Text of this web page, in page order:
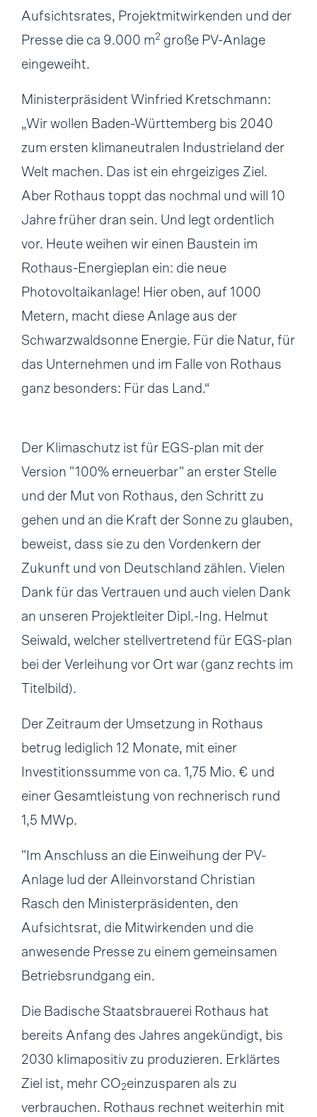
Aufsichtsrates, Projektmitwirkenden und der
Presse die ca 9.000 m2 große PV-Anlage
eingeweiht.
Ministerpräsident Winfried Kretschmann:
„Wir wollen Baden-Württemberg bis 2040
zum ersten klimaneutralen Industrieland der
Welt machen. Das ist ein ehrgeiziges Ziel.
Aber Rothaus toppt das nochmal und will 10
Jahre früher dran sein. Und legt ordentlich
vor. Heute weihen wir einen Baustein im
Rothaus-Energieplan ein: die neue
Photovoltaikanlage! Hier oben, auf 1000
Metern, macht diese Anlage aus der
Schwarzwaldsonne Energie. Für die Natur, für
das Unternehmen und im Falle von Rothaus
ganz besonders: Für das Land.“
Der Klimaschutz ist für EGS-plan mit der
Version "100% erneuerbar" an erster Stelle
und der Mut von Rothaus, den Schritt zu
gehen und an die Kraft der Sonne zu glauben,
beweist, dass sie zu den Vordenkern der
Zukunft und von Deutschland zählen. Vielen
Dank für das Vertrauen und auch vielen Dank
an unseren Projektleiter Dipl.-Ing. Helmut
Seiwald, welcher stellvertretend für EGS-plan
bei der Verleihung vor Ort war (ganz rechts im
Titelbild).
Der Zeitraum der Umsetzung in Rothaus
betrug lediglich 12 Monate, mit einer
Investitionssumme von ca. 1,75 Mio. € und
einer Gesamtleistung von rechnerisch rund
1,5 MWp.
"Im Anschluss an die Einweihung der PV-
Anlage lud der Alleinvorstand Christian
Rasch den Ministerpräsidenten, den
Aufsichtsrat, die Mitwirkenden und die
anwesende Presse zu einem gemeinsamen
Betriebsrundgang ein.
Die Badische Staatsbrauerei Rothaus hat
bereits Anfang des Jahres angekündigt, bis
2030 klimapositiv zu produzieren. Erklärtes
Ziel ist, mehr CO2einzusparen als zu
verbrauchen. Rothaus rechnet weiterhin mit